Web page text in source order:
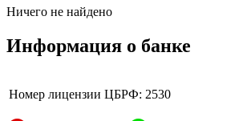
Ничего не найдено
Информация о банке
Номер лицензии ЦБРФ: 2530